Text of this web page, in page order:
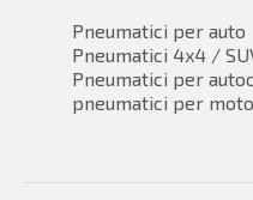
Pneumatici per auto
Pneumatici 4x4 /
Pneumatici per
pneumatici per moto